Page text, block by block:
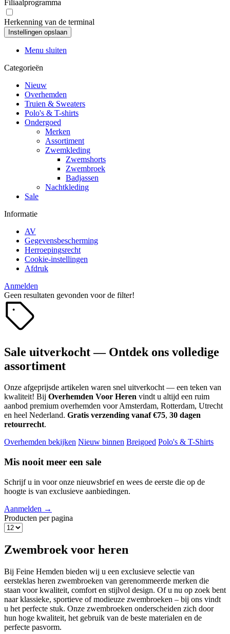
Filiaalprogramma
Herkenning van de terminal
Menu sluiten
Categorieën
Nieuw
Overhemden
Truien & Sweaters
Polo's & T-shirts
Ondergoed
Merken
Assortiment
Zwemkleding
Zwemshorts
Zwembroek
Badjassen
Nachtkleding
Sale
Informatie
AV
Gegevensbescherming
Herroepingsrecht
Cookie-instellingen
Afdruk
Anmelden
Geen resultaten gevonden voor de filter!
Sale uitverkocht — Ontdek ons volledige
assortiment
Onze afgeprijsde artikelen waren snel uitverkocht — een teken van
kwaliteit! Bij Overhemden Voor Heren vindt u altijd een ruim
aanbod premium overhemden voor Amsterdam, Rotterdam, Utrecht
en heel Nederland. Gratis verzending vanaf €75, 30 dagen
retourrecht.
Overhemden bekijken Nieuw binnen Breigoed Polo's & T-Shirts
Mis nooit meer een sale
Schrijf u in voor onze nieuwsbrief en wees de eerste die op de
hoogte is van exclusieve aanbiedingen.
Aanmelden →
Producten per pagina
Zwembroek voor heren
Bij Feine Hemden bieden wij u een exclusieve selectie van
eersteklas heren zwembroeken van gerenommeerde merken die
staan voor kwaliteit, comfort en stijlvol design. Of u nu op zoek bent
naar klassieke, sportieve of modieuze zwembroeken – bij ons vindt
u het perfecte stuk. Onze zwembroeken onderscheiden zich door
hun hoge kwaliteit, het gebruik van de beste materialen en de
perfecte pasvorm.